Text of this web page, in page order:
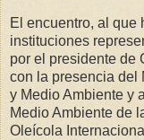
El encuentro, al que
instituciones
por el presidente de
con la presencia del
y Medio Ambiente y
Medio Ambiente de
Oleícola